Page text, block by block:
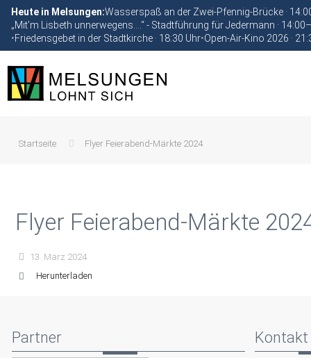
Heute in Melsungen:Wasserspaß an der Zwei-Pfennig-Brücke ·
„Mit’m Lisbeth unnerwegens….“ - Stadtführung für Jedermann ·
•Friedensgebet in der Stadtkirche · 18:30 Uhr•Open-Air-Kino 2026 ·
Startseite Flyer Feierabend-Märkte 2024
Flyer Feierabend-Märkte
13. März 2024
Herunterladen
Partner Kontakt